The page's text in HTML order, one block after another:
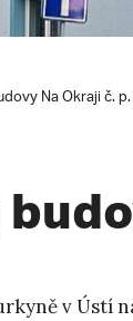
Na Okraji č.
v Ústí